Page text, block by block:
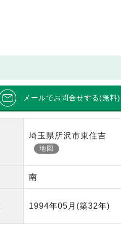
メールでお問合せする(無料)
埼玉県所沢市東住吉
地図
南
1994年05月 (築32年)